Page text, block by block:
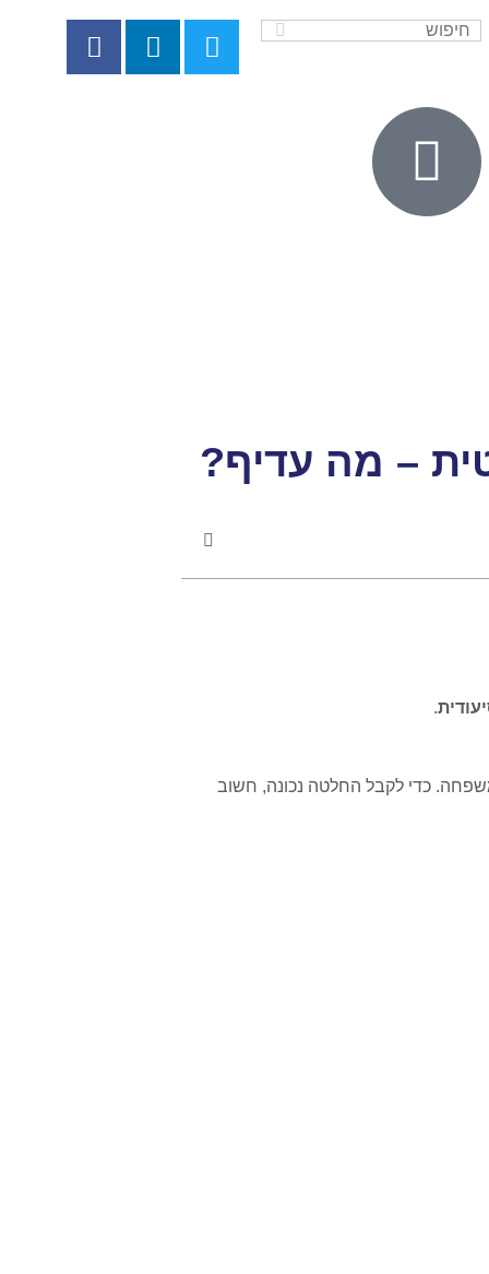
– מה עדיף?
.
כדי לקבל החלטה נכונה, חשוב